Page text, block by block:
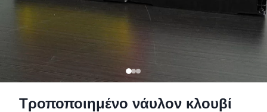
Τροποποιημένο νάυλον κλουβί